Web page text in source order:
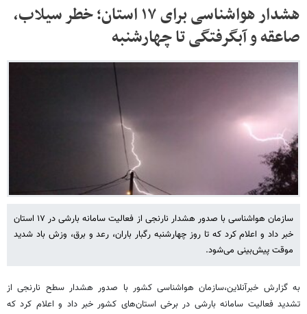
هشدار هواشناسی برای ۱۷ استان؛ خطر سیلاب،
صاعقه و آبگرفتگی تا چهارشنبه
سازمان هواشناسی با صدور هشدار نارنجی از فعالیت سامانه بارشی در ۱۷ استان
خبر داد و اعلام کرد که تا روز چهارشنبه رگبار باران، رعد و برق، وزش باد شدید
موقت پیش‌بینی می‌شود.
به گزارش خبرآنلاین،سازمان هواشناسی کشور با صدور هشدار سطح نارنجی از
تشدید فعالیت سامانه بارشی در برخی استان‌های کشور خبر داد و اعلام کرد که